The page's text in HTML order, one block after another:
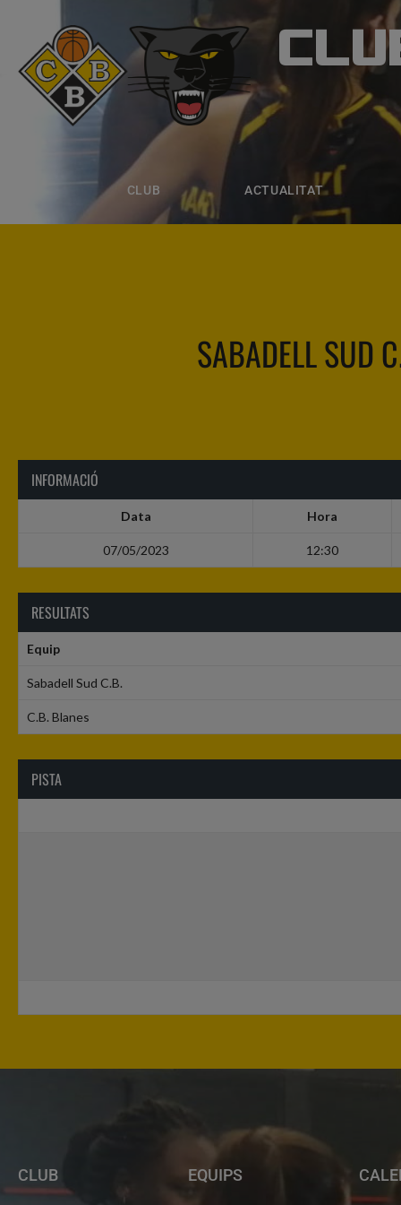
CLUB ACTUALITAT
CLUB
ACTUALITAT
SABADELL SUD
INFORMACIÓ
Data Hora
07/05/2023 12:30
RESULTATS
Equip
Sabadell Sud C.B.
C.B. Blanes
PISTA
CLUB EQUIPS